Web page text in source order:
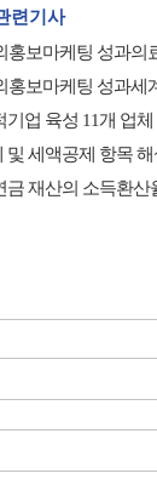
련기사
홍보마케팅 성과
홍보마케팅 성과세
기업 육성 11개 업체
및 세액공제 항목 해
금 재산의 소득환산